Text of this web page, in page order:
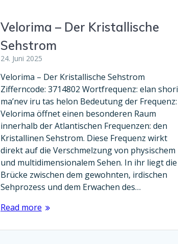
Velorima – Der Kristallische
Sehstrom
24. Juni 2025
Velorima – Der Kristallische Sehstrom
Zifferncode: 3714802 Wortfrequenz: elan shori
ma’nev iru tas helon Bedeutung der Frequenz:
Velorima öffnet einen besonderen Raum
innerhalb der Atlantischen Frequenzen: den
Kristallinen Sehstrom. Diese Frequenz wirkt
direkt auf die Verschmelzung von physischem
und multidimensionalem Sehen. In ihr liegt die
Brücke zwischen dem gewohnten, irdischen
Sehprozess und dem Erwachen des…
Read more